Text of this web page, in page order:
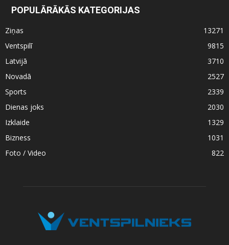
POPULĀRĀKĀS KATEGORIJAS
Ziņas
13271
Ventspilī
9815
Latvijā
3710
Novadā
2527
Sports
2339
Dienas joks
2030
Izklaide
1329
Bizness
1031
Foto / Video
822